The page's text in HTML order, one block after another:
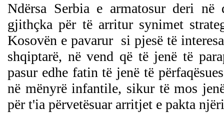
Ndërsa Serbia e armatosur deri
gjithçka për të arritur synimet
Kosovën e pavarur si pjesë të
shqiptarë, në vend që të jenë të
pasur edhe fatin të jenë të
në mënyrë infantile, sikur të mos
për t'ia përvetësuar arritjet e pakta